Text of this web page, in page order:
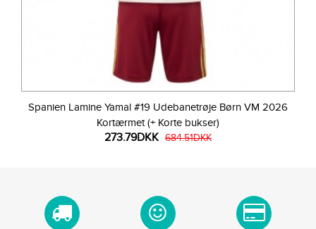
Spanien Lamine Yamal #19 Udebanetrøje Børn VM 2026
Kortærmet (+ Korte bukser)
273.79DKK 684.51DKK